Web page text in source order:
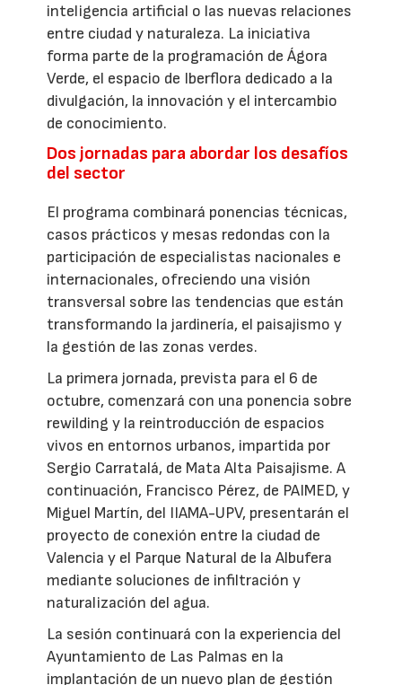
inteligencia artificial o las nuevas relaciones
entre ciudad y naturaleza. La iniciativa
forma parte de la programación de Ágora
Verde, el espacio de Iberflora dedicado a la
divulgación, la innovación y el intercambio
de conocimiento.
Dos jornadas para abordar los desafíos
del sector
El programa combinará ponencias técnicas,
casos prácticos y mesas redondas con la
participación de especialistas nacionales e
internacionales, ofreciendo una visión
transversal sobre las tendencias que están
transformando la jardinería, el paisajismo y
la gestión de las zonas verdes.
La primera jornada, prevista para el 6 de
octubre, comenzará con una ponencia sobre
rewilding y la reintroducción de espacios
vivos en entornos urbanos, impartida por
Sergio Carratalá, de Mata Alta Paisajisme. A
continuación, Francisco Pérez, de PAIMED, y
Miguel Martín, del IIAMA-UPV, presentarán el
proyecto de conexión entre la ciudad de
Valencia y el Parque Natural de la Albufera
mediante soluciones de infiltración y
naturalización del agua.
La sesión continuará con la experiencia del
Ayuntamiento de Las Palmas en la
implantación de un nuevo plan de gestión